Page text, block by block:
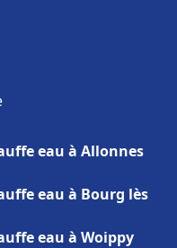
eau à Allonnes
eau à Bourg lès
eau à Woippy